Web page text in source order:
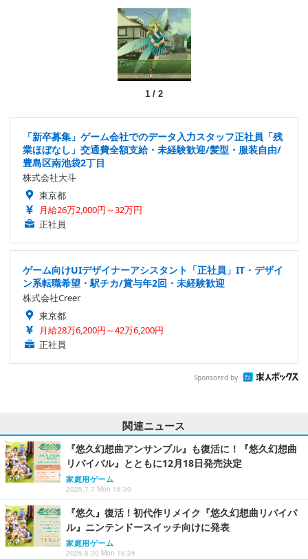
1/ 2
「新卒募集」ゲーム会社でのデータ入力スタッフ正社員「残
業ほぼなし」交通費全額支給・未経験歓迎/髪型・服装自由/
豊島区南池袋2丁目
株式会社大斗
東京都
月給26万2,000円～32万円
正社員
ゲーム向けUIデザイナーアシスタント「正社員」IT・デザイ
ン系転職希望・駅チカ/賞与年2回・未経験歓迎
株式会社Creer
東京都
月給28万6,200円～42万6,200円
正社員
Sponsored by
関連ニュース
『悠久幻想曲アンサンブル』も復活に！『悠久幻想曲
リバイバル』とともに12月18日発売決定
家庭用ゲーム
2025.7.7 Mon 16:30
『悠久』復活！初代作リメイク『悠久幻想曲リバイバ
ル』ニンテンドースイッチ向けに発表
家庭用ゲーム
2025.6.30 Mon 16:24